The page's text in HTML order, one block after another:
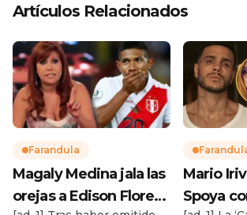
Artículos Relacionados
Farandula
Magaly Medina jala las
orejas a Edison Flores
Mario
Spoya